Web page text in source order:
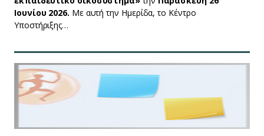
Ιουνίου 2026. Με αυτή την Ημερίδα, το Κέντρο
Υποστήριξης…